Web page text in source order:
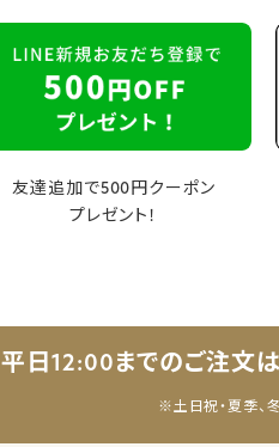
友達追加で500円クーポン
プレゼント！
平日12:00までのご注文は
※土日祝・夏季、